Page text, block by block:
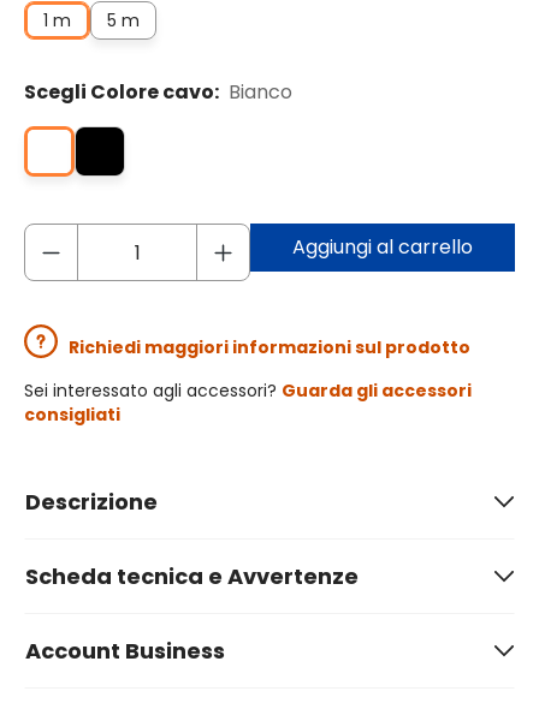
1 m 5 m
Scegli Colore cavo: Bianco
Aggiungi al carrello
Richiedi maggiori informazioni sul prodotto
Sei interessato agli accessori? Guarda gli accessori
consigliati
Descrizione
Scheda tecnica e Avvertenze
Account Business